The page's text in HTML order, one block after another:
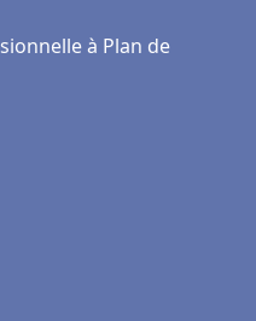
à Plan de